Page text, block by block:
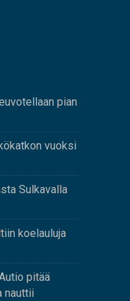
pian
vuoksi
Sulkavalla
koelauluja
pitää
nauttii